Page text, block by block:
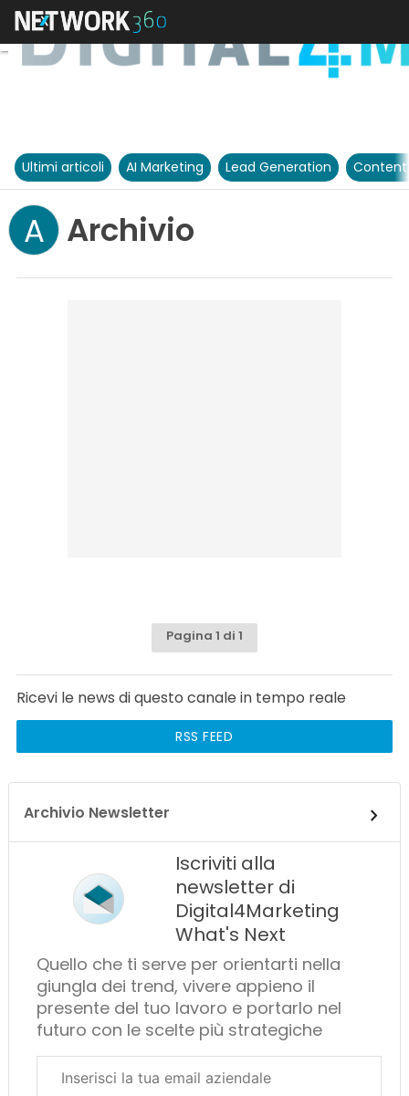
Ultimi articoli AI Marketing Lead Generation
A Archivio
Pagina 1 di 1
Ricevi le news di questo canale in tempo reale
RSS FEED
Archivio Newsletter
Iscriviti alla
newsletter di
Digital4Marketing
What's Next
Quello che ti serve per orientarti nella
giungla dei trend, vivere appieno il
presente del tuo lavoro e portarlo nel
futuro con le scelte più strategiche
aziendale